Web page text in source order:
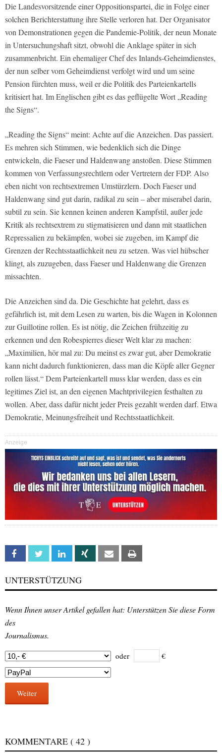
Die Landesvorsitzende einer Oppositionspartei, die in Folge einer
solchen Berichterstattung ihre Stelle verloren hat. Der Organisator
von Demonstrationen gegen die Pandemie-Politik, der neun Monate
in Untersuchungshaft sitzt, obwohl die Anklage später in sich
zusammenbricht. Ein ehemaliger Chef des Inlands-Geheimdienstes,
der nun selber vom Geheimdienst verfolgt wird und um seine
Pension fürchten muss, weil er die Politik des Parteienkartells
kritisiert hat. Im Englischen gibt es das geflügelte Wort „Reading
the Signs“.
„Reading the Signs“ meint: Achte auf die Anzeichen. Das passiert.
Es mehren sich Stimmen, wie bedenklich sich die Dinge
entwickeln, die Faeser und Haldenwang anstoßen. Diese Stimmen
kommen von Verfassungsrechtlern oder Vertretern der FDP. Also
eben nicht von rechtsextremen Umstürzlern. Doch Faeser und
Haldenwang sind gut darin, radikal zu sein – aber miserabel darin,
subtil zu sein. Sie kennen keinen anderen Kampfstil, außer jede
Kritik als rechtsextrem zu stigmatisieren und dann mit staatlichen
Repressalien zu bekämpfen, wobei sie zugeben, im Kampf die
Grenzen der Rechtsstaatlichkeit neu zu setzen. Was viel hübscher
klingt, als zuzugeben, dass Faeser und Haldenwang die Grenzen
missachten.
Die Anzeichen sind da. Die Geschichte hat gelehrt, dass es
gefährlich ist, mit dem Lesen zu warten, bis die Wagen in Kolonnen
zur Guillotine rollen. Es ist nötig, die Zeichen frühzeitig zu
erkennen und den Robespierres dieser Welt klar zu machen:
„Maximilien, hör mal zu: Du meinst es zwar gut, aber Demokratie
kann nicht dadurch funktionieren, dass man die Köpfe aller Gegner
rollen lässt.“ Dem Parteienkartell muss klar werden, dass es ein
legitimes Ziel ist, an den eigenen Machtprivilegien festhalten zu
wollen. Aber, dass dafür nicht jeder Preis gezahlt werden darf. Etwa
Demokratie, Meinungsfreiheit und Rechtsstaatlichkeit.
Anzeige
Facebook Twitter Linkedin Xing Email
UNTERSTÜTZUNG
Wenn Ihnen unser Artikel gefallen hat: Unterstützen Sie diese Form
des
Journalismus.
oder €
Weiter
KOMMENTARE ( 42 )